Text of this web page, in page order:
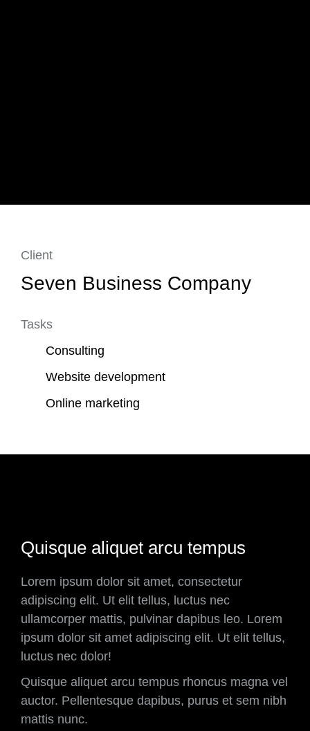
Client
Seven Business Company
Tasks
Consulting
Website development
Online marketing
Quisque aliquet arcu tempus
Lorem ipsum dolor sit amet, consectetur
adipiscing elit. Ut elit tellus, luctus nec
ullamcorper mattis, pulvinar dapibus leo. Lorem
ipsum dolor sit amet adipiscing elit. Ut elit tellus,
luctus nec dolor!
Quisque aliquet arcu tempus rhoncus magna vel
auctor. Pellentesque dapibus, purus et sem nibh
mattis nunc.